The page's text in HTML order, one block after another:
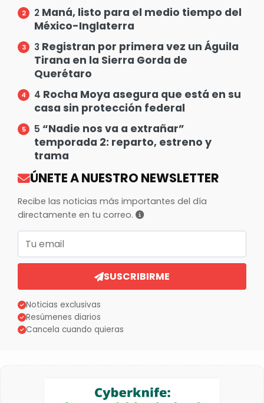
2 Maná, listo para el medio tiempo del
México-Inglaterra
3 Registran por primera vez un Águila
Tirana en la Sierra Gorda de
Querétaro
4 Rocha Moya asegura que está en su
casa sin protección federal
5 “Nadie nos va a extrañar”
temporada 2: reparto, estreno y
trama
ÚNETE A NUESTRO NEWSLETTER
Recibe las noticias más importantes del día
directamente en tu correo.
Correo electrónico
SUSCRIBIRME
Noticias exclusivas
Resúmenes diarios
Cancela cuando quieras